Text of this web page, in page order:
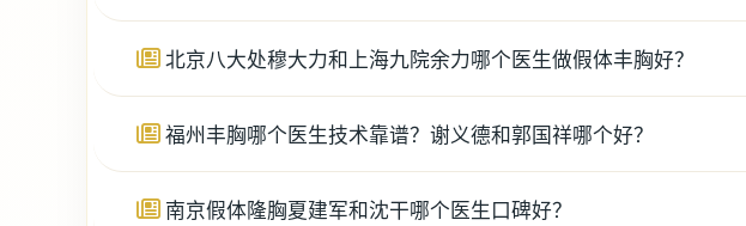
北京八大处穆大力和上海九院余力哪个医生做假体丰胸好？
福州丰胸哪个医生技术靠谱？谢义德和郭国祥哪个好？
南京假体隆胸夏建军和沈干哪个医生口碑好？